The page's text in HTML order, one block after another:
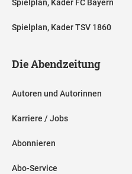
Spielplan, Kader FC Bayern
Spielplan, Kader TSV 1860
Die Abendzeitung
Autoren und Autorinnen
Karriere / Jobs
Abonnieren
Abo-Service